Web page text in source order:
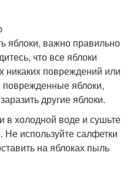
яблоки, важно правильно
что все яблоки
никаких повреждений или
яблоки,
другие яблоки.
в холодной воде и сушьте
используйте салфетки
на яблоках пыль